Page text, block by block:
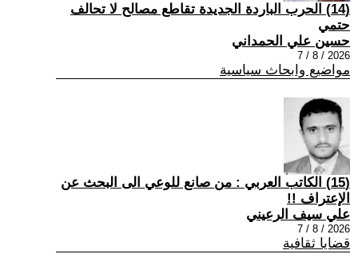
(14) الحرب الباردة الجديدة تقاطع مصالح لا تحالف
حتمي
حسين علي الحمداني
2026 / 8 / 7
مواضيع وابحاث سياسية
(15) الكاتب العربي : من صانع للوعي الى البحث عن
الإعتراف !!
علي سيف الرعيني
2026 / 8 / 7
قضايا ثقافية